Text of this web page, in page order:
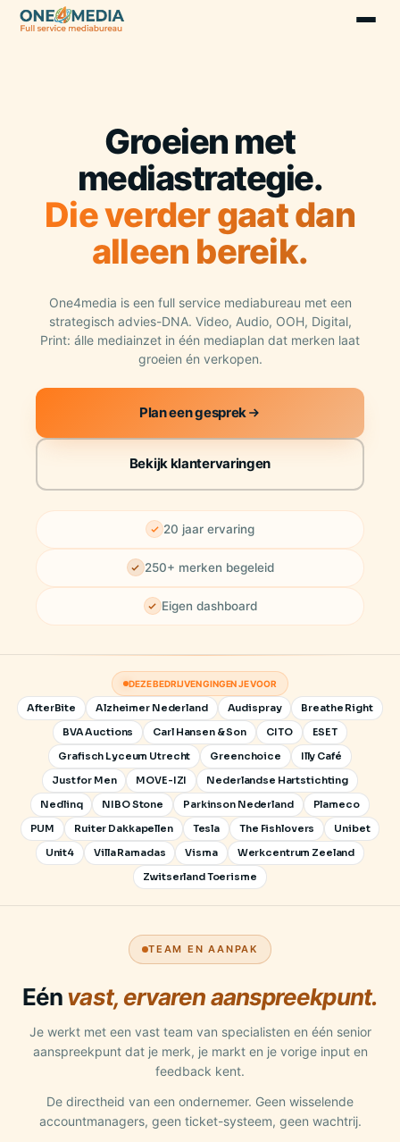
Groeien met
mediastrategie.
Die verder gaat dan
alleen bereik.
One4media is een full service mediabureau met een
strategisch advies-DNA. Video, Audio, OOH, Digital,
Print: álle mediainzet in één mediaplan dat merken laat
groeien én verkopen.
Plan een gesprek
Bekijk klantervaringen
20 jaar ervaring
250+ merken begeleid
Eigen dashboard
DEZE BEDRIJVEN GINGEN JE VOOR
AfterBite Alzheimer Nederland Audispray
Breathe Right
BVA Auctions
Carl Hansen & Son CITO
ESET
Grafisch Lyceum Utrecht
Greenchoice
Illy Café
Just for Men
MOVE-IZI
Nederlandse Hartstichting
Nedlinq
NIBO Stone Parkinson Nederland
Plameco
PUM
Ruiter Dakkapellen Tesla The Fishlovers
Unibet
Unit4
Villa Ramadas Visma
Werkcentrum Zeeland
Zwitserland Toerisme
TEAM EN AANPAK
Eénvast, ervaren aanspreekpunt.
Je werkt met een vast team van specialisten en één senior
aanspreekpunt dat je merk, je markt en je vorige input en
feedback kent.
De directheid van een ondernemer. Geen wisselende
accountmanagers, geen ticket-systeem, geen wachtrij.